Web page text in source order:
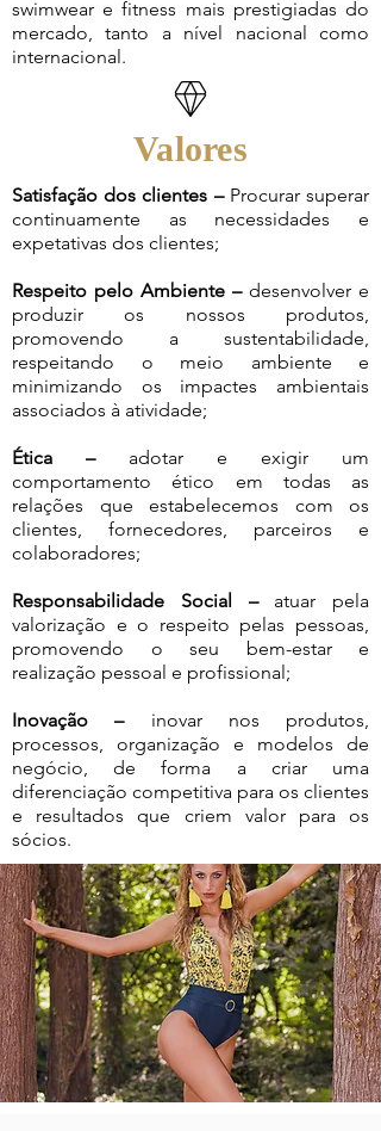
swimwear e fitness mais prestigiadas do
mercado, tanto a nível nacional como
internacional.
Valores
Satisfação dos clientes –Procurar superar
continuamente as necessidades e
expetativas dos clientes;
Respeito pelo Ambiente –desenvolver e
produzir os nossos produtos,
promovendo a sustentabilidade,
respeitando o meio ambiente e
minimizando os impactes ambientais
associados à atividade;
Ética – adotar e exigir um
comportamento ético em todas as
relações que estabelecemos com os
clientes, fornecedores, parceiros e
colaboradores;
Responsabilidade Social –atuar pela
valorização e o respeito pelas pessoas,
promovendo o seu bem-estar e
realização pessoal e profissional;
Inovação – inovar nos produtos,
processos, organização e modelos de
negócio, de forma a criar uma
diferenciação competitiva para os clientes
e resultados que criem valor para os
sócios.